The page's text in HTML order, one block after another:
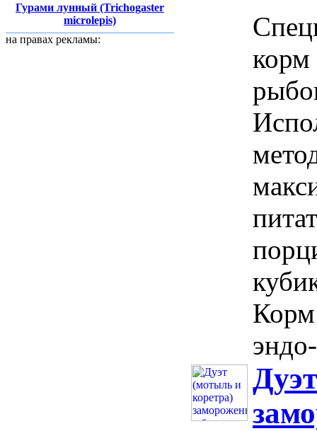
Гурами лунный (Trichogaster
microlepis)
на правах рекламы:
корм
Корм